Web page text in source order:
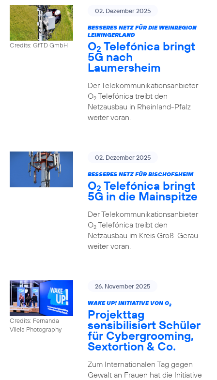
Credits: GfTD GmbH
02. Dezember 2025
BESSERES NETZ FÜR DIE WEINREGION
LEININGERLAND
O2 Telefónica bringt
5G nach
Laumersheim
Der Telekommunikationsanbieter
O2Telefónica treibt den
Netzausbau in Rheinland-Pfalz
weiter voran.
02. Dezember 2025
BESSERES NETZ FÜR BISCHOFSHEIM
O2 Telefónica bringt
5G in die Mainspitze
Der Telekommunikationsanbieter
O2Telefónica treibt den
Netzausbau im Kreis Groß-Gerau
weiter voran.
Credits: Fernanda
Vilela Photography
26. November 2025
WAKE UP! INITIATIVE VON O2
Projekttag
sensibilisiert Schüler
für Cybergrooming,
Sextortion & Co.
Zum Internationalen Tag gegen
Gewalt an Frauen hat die Initiative